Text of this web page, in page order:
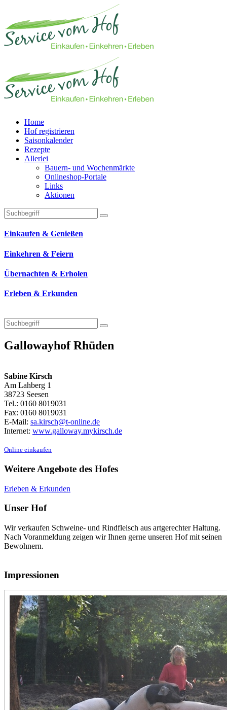
Home
Hof registrieren
Saisonkalender
Rezepte
Allerlei
Bauern- und Wochenmärkte
Onlineshop-Portale
Links
Aktionen
Technisches Feld: Suchfeld
Technisches Feld: Suchbutton
Suche absenden
Einkaufen & Genießen
Einkehren & Feiern
Übernachten & Erholen
Erleben & Erkunden
Gallowayhof Rhüden
Sabine Kirsch
Am Lahberg 1
38723 Seesen
Tel.: 0160 8019031
Fax: 0160 8019031
E-Mail: sa.kirsch@t-online.de
Internet: www.galloway.mykirsch.de
Online einkaufen
Weitere Angebote des Hofes
Erleben & Erkunden
Unser Hof
Wir verkaufen Schweine- und Rindfleisch aus artgerechter Haltung.
Nach Voranmeldung zeigen wir Ihnen gerne unseren Hof mit seinen
Bewohnern.
Impressionen